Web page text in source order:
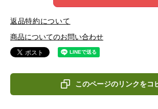
返品特約について
商品についてのお問い合わせ
このページのリンクをコ